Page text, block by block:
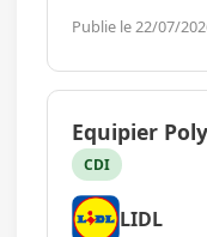
intégrer une base
mission - Préparer et conditionner des
commandes -
manutentio...
Publie le 22/07/
Equipier
CDI
LIDL